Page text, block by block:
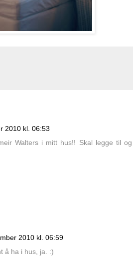
2010 kl. 06:53
Walters i mitt hus!! Skal legge til og
2010 kl. 06:59
å ha i hus, ja. :)